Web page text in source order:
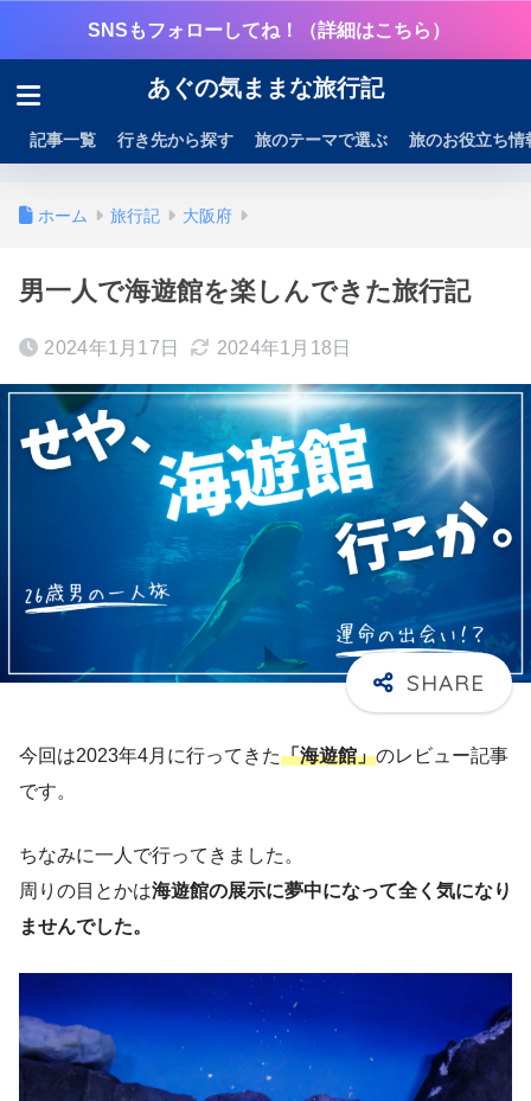
SNSもフォローしてね！（詳細はこちら）
あぐの気ままな旅行記
記事一覧 行き先から探す 旅のテーマで選ぶ 旅のお役立ち情
ホーム 旅行記 大阪府
男一人で海遊館を楽しんできた旅行記
2024年1月17日 2024年1月18日
今回は2023年4月に行ってきた「海遊館」のレビュー記事
です。
ちなみに一人で行ってきました。
周りの目とかは海遊館の展示に夢中になって全く気になり
ませんでした。